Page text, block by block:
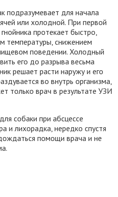
подразумевает для начала
или холодной. При первой
протекает быстро,
температуры, снижением
поведении. Холодный
его до разрыва весьма
решает расти наружу и его
во внутрь организма,
только врач в результате УЗИ
собаки при абсцессе
и лихорадка, нередко спустя
помощи врача и не